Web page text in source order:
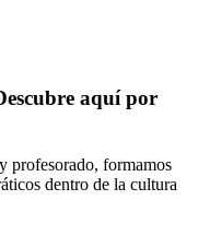
aquí por
profesorado, formamos
dentro de la cultura